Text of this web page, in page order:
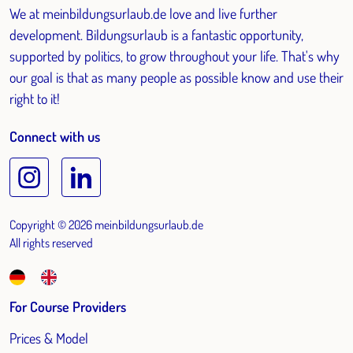
We at meinbildungsurlaub.de love and live further
development. Bildungsurlaub is a fantastic opportunity,
supported by politics, to grow throughout your life. That's why
our goal is that as many people as possible know and use their
right to it!
Connect with us
Copyright © 2026 meinbildungsurlaub.de
All rights reserved
For Course Providers
Prices & Model